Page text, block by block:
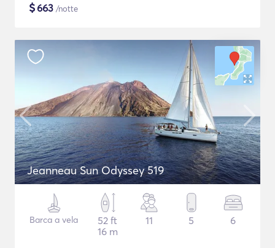
$663 /notte
Jeanneau Sun Odyssey 519
Barca a vela
52 ft
16 m
11 5 6